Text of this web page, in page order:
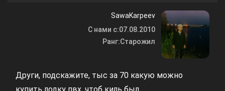
SawaKarpeev
С нами с:07.08.2010
Ранг:Старожил
Други, подскажите, тыс за 70 какую можно